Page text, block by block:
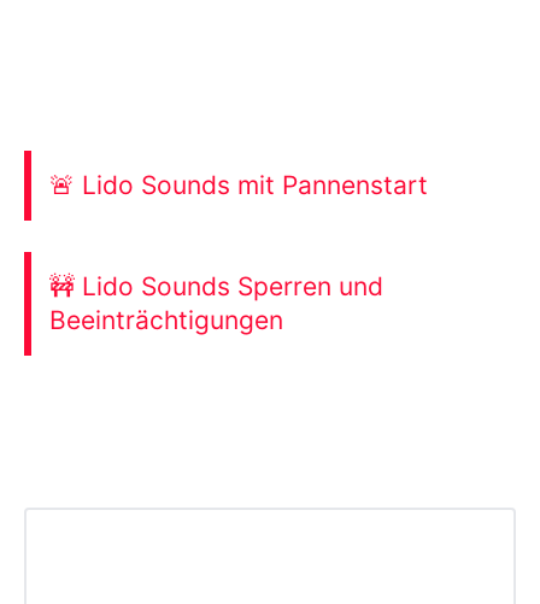
🚨 Lido Sounds mit Pannenstart
🚧 Lido Sounds Sperren und
Beeinträchtigungen